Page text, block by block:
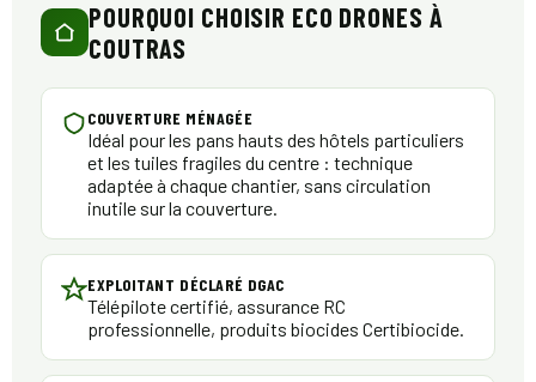
POURQUOI CHOISIR ECO DRONES À
COUTRAS
COUVERTURE MÉNAGÉE
Idéal pour les pans hauts des hôtels particuliers
et les tuiles fragiles du centre : technique
adaptée à chaque chantier, sans circulation
inutile sur la couverture.
EXPLOITANT DÉCLARÉ DGAC
Télépilote certifié, assurance RC
professionnelle, produits biocides Certibiocide.